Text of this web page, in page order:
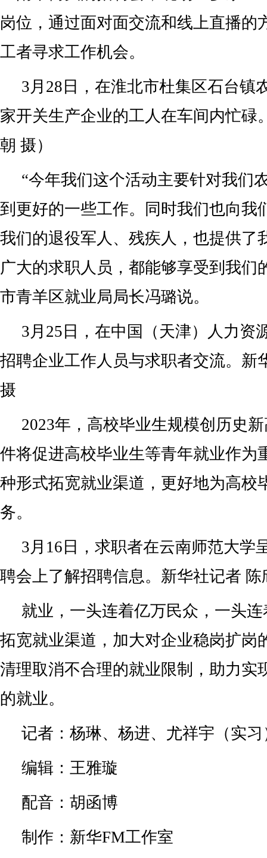
岗位，通过面对面交流和线上直播的
工者寻求工作机会。
3月28日，在淮北市杜集区石台镇
家开关生产企业的工人在车间内忙碌
朝 摄）
“今年我们这个活动主要针对我们
到更好的一些工作。同时我们也向我
我们的退役军人、残疾人，也提供了
广大的求职人员，都能够享受到我们
市青羊区就业局局长冯璐说。
3月25日，在中国（天津）人力资
招聘企业工作人员与求职者交流。新
摄
2023年，高校毕业生规模创历史
件将促进高校毕业生等青年就业作为
种形式拓宽就业渠道，更好地为高校
务。
3月16日，求职者在云南师范大学
聘会上了解招聘信息。新华社记者 陈
就业，一头连着亿万民众，一头
拓宽就业渠道，加大对企业稳岗扩岗
清理取消不合理的就业限制，助力实
的就业。
记者：杨琳、杨进、尤祥宇（实习
编辑：王雅璇
配音：胡函博
制作：新华FM工作室